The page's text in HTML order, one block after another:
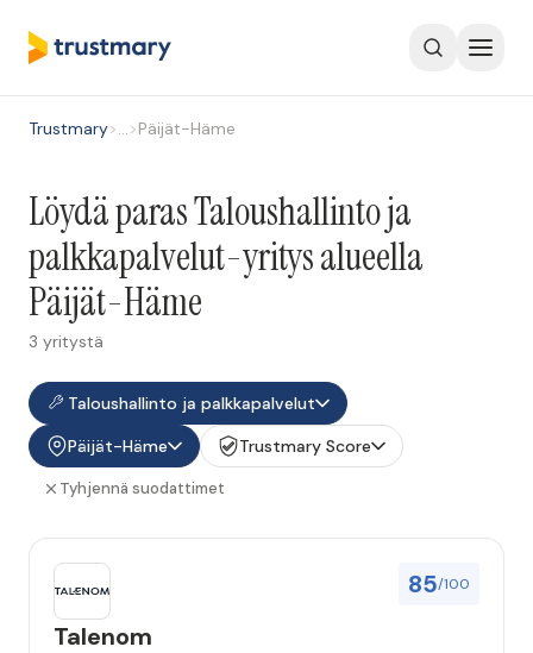
Trustmary>…>Päijät-Häme
Löydä paras Taloushallinto ja
palkkapalvelut-yritys alueella
Päijät-Häme
3 yritystä
Taloushallinto ja palkkapalvelut
Päijät-Häme
Trustmary Score
Tyhjennä suodattimet
85/100
Talenom